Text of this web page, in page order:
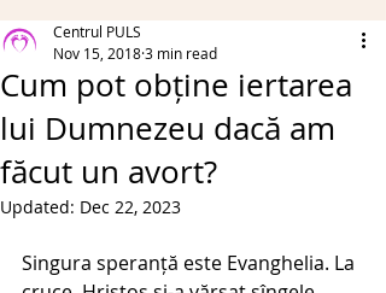
Cum pot obține iertarea
lui Dumnezeu dacă am
făcut un avort?
Centrul PULS
Nov 15, 20183 min read
Updated: Dec 22, 2023
Singura speranță este Evanghelia. La